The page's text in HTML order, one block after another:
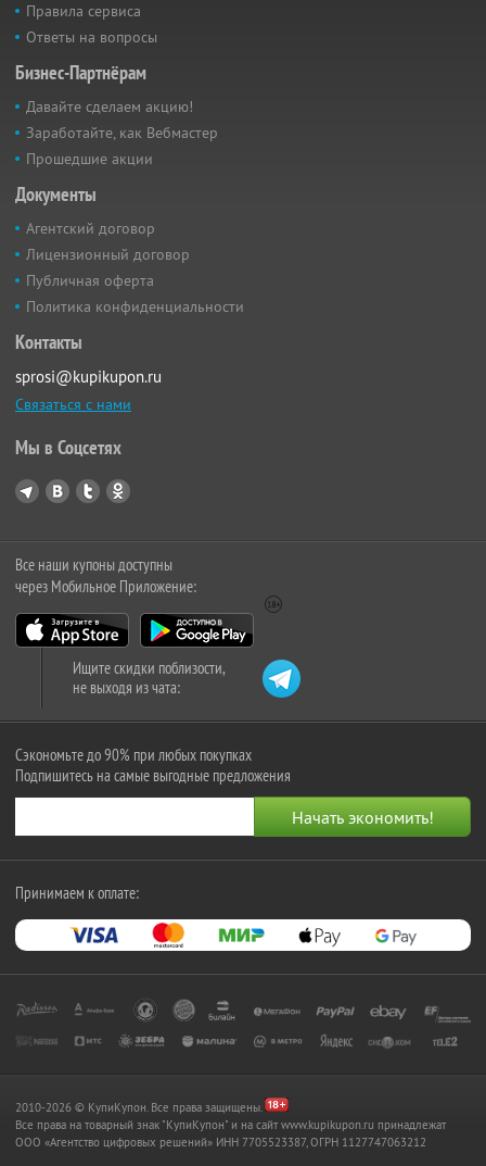
Правила сервиса
Ответы на вопросы
Бизнес-Партнёрам
Давайте сделаем акцию!
Заработайте, как Вебмастер
Прошедшие акции
Документы
Агентский договор
Лицензионный договор
Публичная оферта
Политика конфиденциальности
Контакты
sprosi@kupikupon.ru
Связаться с нами
Мы в Соцсетях
Все наши купоны доступны
через Мобильное Приложение:
Ищите скидки поблизости,
не выходя из чата:
Сэкономьте до 90% при любых покупках
Подпишитесь на самые выгодные предложения
Принимаем к оплате:
2010-2026 © КупиКупон. Все права защищены.
Все права на товарный знак "КупиКупон" и на сайт www.kupikupon.ru принадлежат
OOO «Агентство цифровых решений» ИНН 7705523387, ОГРН 1127747063212